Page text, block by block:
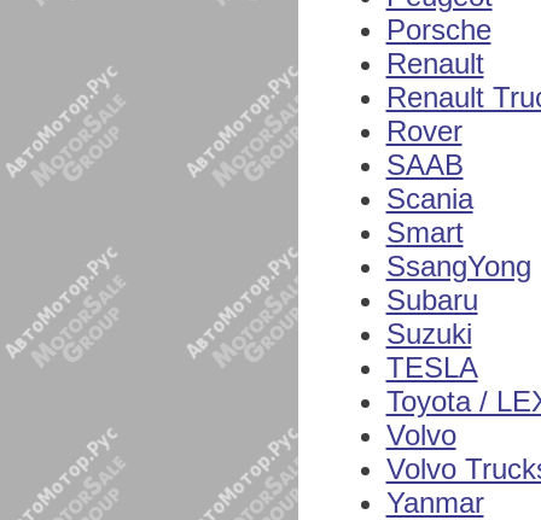
Porsche
Renault
Renault
Rover
SAAB
Scania
Smart
SsangYong
Subaru
Suzuki
TESLA
Toyota /
Volvo
Volvo
Yanmar